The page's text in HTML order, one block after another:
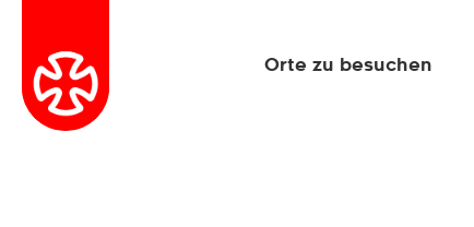
Orte zu besuchen